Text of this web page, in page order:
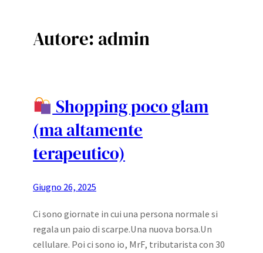
Autore: admin
Shopping poco glam
(ma altamente
terapeutico)
Giugno 26, 2025
Ci sono giornate in cui una persona normale si
regala un paio di scarpe.Una nuova borsa.Un
cellulare. Poi ci sono io, MrF, tributarista con 30